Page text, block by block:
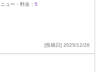
ニュー・料金： 5
[投稿日] 2025/12/26